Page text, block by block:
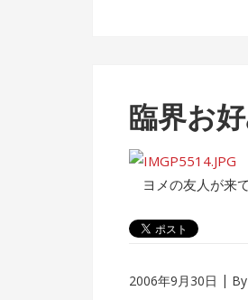
南
多
チ
ン
臨界お
ヨメの友人が来
2006年9月30日 By